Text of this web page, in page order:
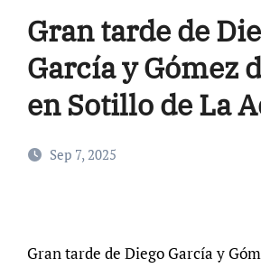
Gran tarde de
García y Gómez
en Sotillo de La
Sep 7, 2025
Gran tarde de Diego García y